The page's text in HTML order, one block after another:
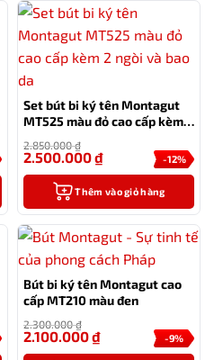
Set bút bi ký tên Montagut
MT525 màu đỏ cao cấp kèm 2
2.850.000₫
-12%
2.500.000₫
Thêm vào giỏ hàng
Bút bi ký tên Montagut cao
cấp MT210 màu đen
2.300.000₫
-9%
2.100.000₫